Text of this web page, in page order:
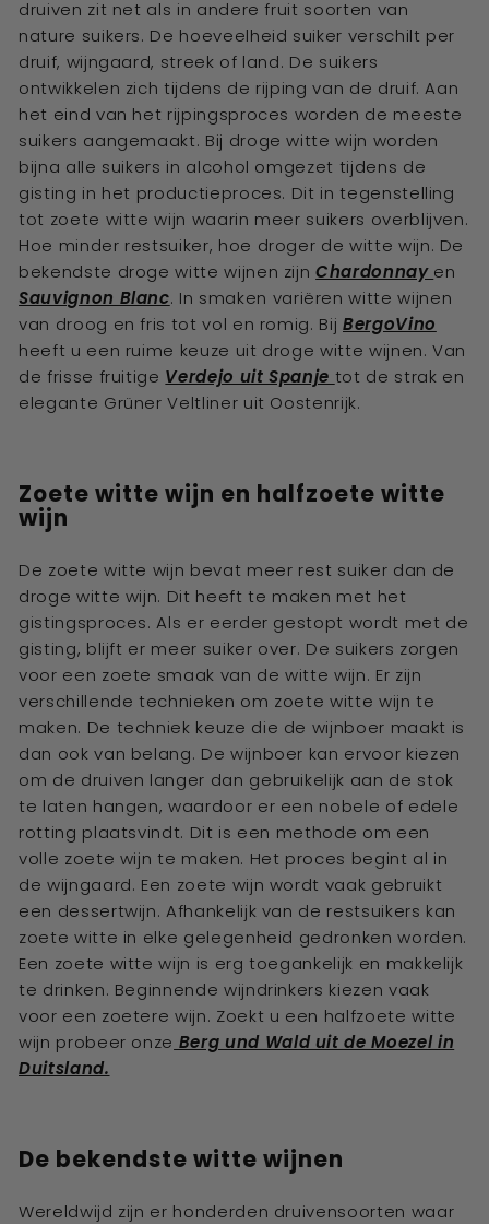
druiven zit net als in andere fruit soorten van
nature suikers. De hoeveelheid suiker verschilt per
druif, wijngaard, streek of land. De suikers
ontwikkelen zich tijdens de rijping van de druif. Aan
het eind van het rijpingsproces worden de meeste
suikers aangemaakt. Bij droge witte wijn worden
bijna alle suikers in alcohol omgezet tijdens de
gisting in het productieproces. Dit in tegenstelling
tot zoete witte wijn waarin meer suikers overblijven.
Hoe minder restsuiker, hoe droger de witte wijn. De
bekendste droge witte wijnen zijnChardonnay en
Sauvignon Blanc. In smaken variëren witte wijnen
van droog en fris tot vol en romig. Bij BergoVino
heeft u een ruime keuze uit droge witte wijnen. Van
de frisse fruitige Verdejo uit Spanje tot de strak en
elegante Grüner Veltliner uit Oostenrijk.
Zoete witte wijn en halfzoete witte
wijn
De zoete witte wijn bevat meer rest suiker dan de
droge witte wijn. Dit heeft te maken met het
gistingsproces. Als er eerder gestopt wordt met de
gisting, blijft er meer suiker over. De suikers zorgen
voor een zoete smaak van de witte wijn. Er zijn
verschillende technieken om zoete witte wijn te
maken. De techniek keuze die de wijnboer maakt is
dan ook van belang. De wijnboer kan ervoor kiezen
om de druiven langer dan gebruikelijk aan de stok
te laten hangen, waardoor er een nobele of edele
rotting plaatsvindt. Dit is een methode om een
volle zoete wijn te maken. Het proces begint al in
de wijngaard. Een zoete wijn wordt vaak gebruikt
een dessertwijn. Afhankelijk van de restsuikers kan
zoete witte in elke gelegenheid gedronken worden.
Een zoete witte wijn is erg toegankelijk en makkelijk
te drinken. Beginnende wijndrinkers kiezen vaak
voor een zoetere wijn. Zoekt u een halfzoete witte
wijn probeer onze Berg und Wald uit de Moezel in
Duitsland.
De bekendste witte wijnen
Wereldwijd zijn er honderden druivensoorten waar